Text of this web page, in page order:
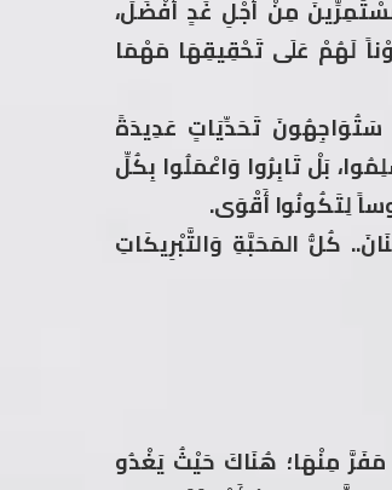
مِنْ أَجْلِ غَدٍ أَفْضَلَ،
لَهُمْ عَلَى تَحْقِيقِهَا مَهْمَا
سَتُوَاجِهُونَ تَحَدِّيَاتٍ عَدِيدَةً
بَلْ تَابِرُوا وَاعْمَلُوا بِكُلِّ
لِتَكُونُوا أَقْوَى.
كُلُّ المَحَبَّةِ وَالتَّبْرِيكَاتِ
مَفَرَّ مِنْهَا؛ هُنَاكَ حَيْثُ يَغْدُو